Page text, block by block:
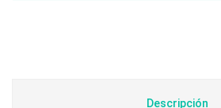
Descripción